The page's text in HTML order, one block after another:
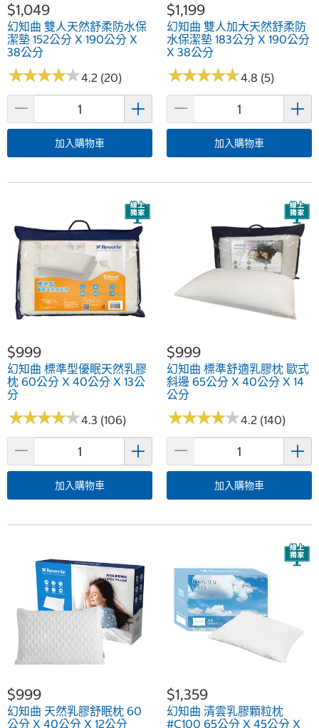
$1,049
幻知曲 雙人天然舒柔防水保
潔墊 152公分 X 190公分 X
38公分
★★★★★
★★★★★4.2 (20)
加入購物車
$1,199
幻知曲 雙人加大天然舒柔防
水保潔墊 183公分 X 190公分
X 38公分
★★★★★
★★★★★4.8 (5)
加入購物車
$999
幻知曲 標準型優眠天然乳膠
枕 60公分 X 40公分 X 13公
分
★★★★★
★★★★★4.3 (106)
加入購物車
$999
幻知曲 標準舒適乳膠枕 歐式
斜邊 65公分 X 40公分 X 14
公分
★★★★★
★★★★★4.2 (140)
加入購物車
$999
幻知曲 天然乳膠舒眠枕 60
公分 X 40公分 X 12公分
$1,359
幻知曲 清雲乳膠顆粒枕
#C100 65公分 X 45公分 X